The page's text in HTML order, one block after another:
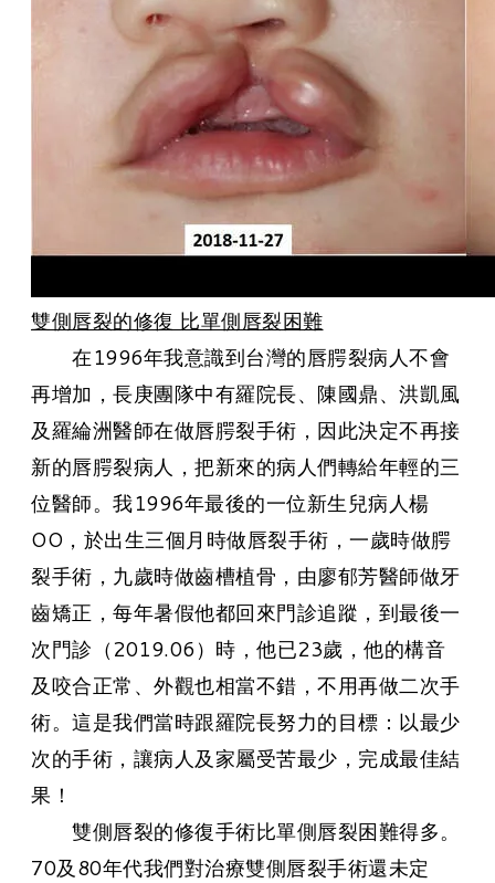
​雙側唇裂的修復 比單側唇裂困難
在1996年我意識到台灣的唇腭裂病人不會
再增加，長庚團隊中有羅院長、陳國鼎、洪凱風
及羅綸洲醫師在做唇腭裂手術，因此決定不再接
新的唇腭裂病人，把新來的病人們轉給年輕的三
位醫師。我1996年最後的一位新生兒病人楊
OO，於出生三個月時做唇裂手術，一歲時做腭
裂手術，九歲時做齒槽植骨，由廖郁芳醫師做牙
齒矯正，每年暑假他都回來門診追蹤，到最後一
次門診（2019.06）時，他已23歲，他的構音
及咬合正常、外觀也相當不錯，不用再做二次手
術。這是我們當時跟羅院長努力的目標：以最少
次的手術，讓病人及家屬受苦最少，完成最佳結
果！
雙側唇裂的修復手術比單側唇裂困難得多。
70及80年代我們對治療雙側唇裂手術還未定